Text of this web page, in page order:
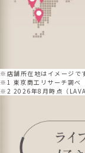
※店舗所在地はイメージで
※1 東京商工リサーチ調べ
※2 2026年8月時点（LAVA